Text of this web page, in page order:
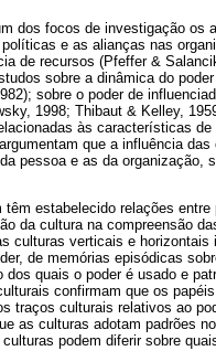
dos focos de investigação os
e as alianças nas
de recursos (Pfeffer &
sobre a dinâmica do
sobre o poder de
1998; Thibaut & Kelley,
às características
que a influência
pessoa e as da organização,
estabelecido relações
da cultura na compreensão
culturas verticais e
de memórias episódicas
quais o poder é usado e
confirmam que os
traços culturais relativos ao
as culturas adotam padrões
podem diferir sobre